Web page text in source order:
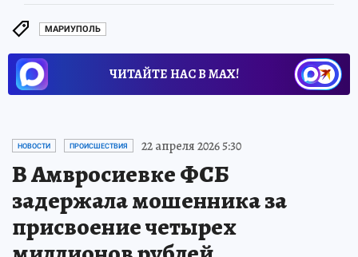
МАРИУПОЛЬ
ЧИТАЙТЕ НАС В МАХ!
НОВОСТИ ПРОИСШЕСТВИЯ 22 апреля 2026 5:30
В Амвросиевке ФСБ
задержала мошенника за
присвоение четырех